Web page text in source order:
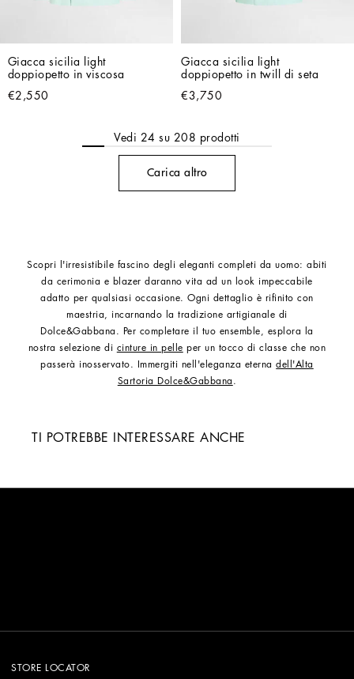
Giacca sicilia light
doppiopetto in viscosa
€2,550
Giacca sicilia light
doppiopetto in twill di seta
€3,750
Vedi 24 su 208 prodotti
Carica altro
Scopri l'irresistibile fascino degli eleganti completi da uomo: abiti
da cerimonia e blazer daranno vita ad un look impeccabile
adatto per qualsiasi occasione. Ogni dettaglio è rifinito con
maestria, incarnando la tradizione artigianale di
Dolce&Gabbana. Per completare il tuo ensemble, esplora la
nostra selezione di cinture in pelle per un tocco di classe che non
passerà inosservato. Immergiti nell'eleganza eternadell'Alta
Sartoria Dolce&Gabbana .
TI POTREBBE INTERESSARE ANCHE
STORE LOCATOR